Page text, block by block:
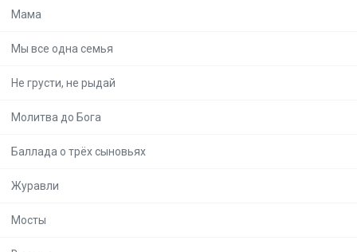
Мама
Мы все одна семья
Не грусти, не рыдай
Молитва до Бога
Баллада о трёх сыновьях
Журавли
Мосты